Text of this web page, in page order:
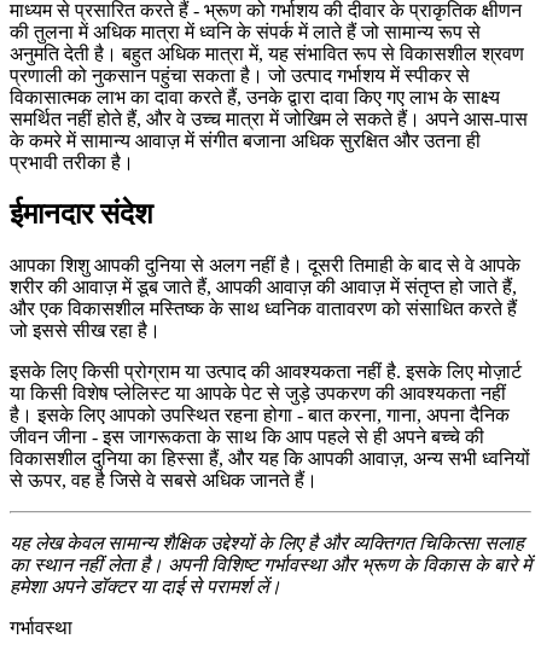
माध्यम से प्रसारित करते हैं - भ्रूण को गर्भाशय की दीवार के प्राकृतिक क्षीणन
की तुलना में अधिक मात्रा में ध्वनि के संपर्क में लाते हैं जो सामान्य रूप से
अनुमति देती है। बहुत अधिक मात्रा में, यह संभावित रूप से विकासशील श्रवण
प्रणाली को नुकसान पहुंचा सकता है। जो उत्पाद गर्भाशय में स्पीकर से
विकासात्मक लाभ का दावा करते हैं, उनके द्वारा दावा किए गए लाभ के साक्ष्य
समर्थित नहीं होते हैं, और वे उच्च मात्रा में जोखिम ले सकते हैं। अपने आस-पास
के कमरे में सामान्य आवाज़ में संगीत बजाना अधिक सुरक्षित और उतना ही
प्रभावी तरीका है।
ईमानदार संदेश
आपका शिशु आपकी दुनिया से अलग नहीं है। दूसरी तिमाही के बाद से वे आपके
शरीर की आवाज़ में डूब जाते हैं, आपकी आवाज़ की आवाज़ में संतृप्त हो जाते हैं,
और एक विकासशील मस्तिष्क के साथ ध्वनिक वातावरण को संसाधित करते हैं
जो इससे सीख रहा है।
इसके लिए किसी प्रोग्राम या उत्पाद की आवश्यकता नहीं है. इसके लिए मोज़ार्ट
या किसी विशेष प्लेलिस्ट या आपके पेट से जुड़े उपकरण की आवश्यकता नहीं
है। इसके लिए आपको उपस्थित रहना होगा - बात करना, गाना, अपना दैनिक
जीवन जीना - इस जागरूकता के साथ कि आप पहले से ही अपने बच्चे की
विकासशील दुनिया का हिस्सा हैं, और यह कि आपकी आवाज़, अन्य सभी ध्वनियों
से ऊपर, वह है जिसे वे सबसे अधिक जानते हैं।
यह लेख केवल सामान्य शैक्षिक उद्देश्यों के लिए है और व्यक्तिगत चिकित्सा सलाह
का स्थान नहीं लेता है। अपनी विशिष्ट गर्भावस्था और भ्रूण के विकास के बारे में
हमेशा अपने डॉक्टर या दाई से परामर्श लें।
गर्भावस्था